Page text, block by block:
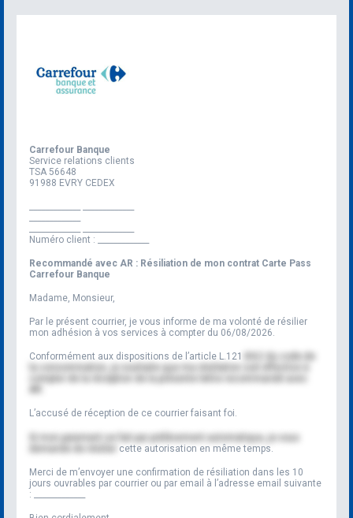
Carrefour Banque
Service relations clients
TSA 56648
91988 EVRY CEDEX
Numéro client :
Recommandé avec AR : Résiliation de mon contrat Carte Pass
Carrefour Banque
Madame, Monsieur,
Par le présent courrier, je vous informe de ma volonté de résilier
mon adhésion à vos services à compter du 06/08/2026.
Conformément aux dispositions de l’article L.121
la consommation, je souhaite que ma résiliation soit effective à
L’accusé de réception de ce courrier faisant foi.
Si mon paiement se fait par prélèvement automatique, je vous
cette autorisation en même temps.
Merci de m’envoyer une confirmation de résiliation dans les 10
jours ouvrables par courrier ou par email à l’adresse email suivante
: